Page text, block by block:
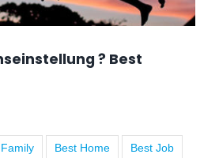
? Best
Best Home Best Job